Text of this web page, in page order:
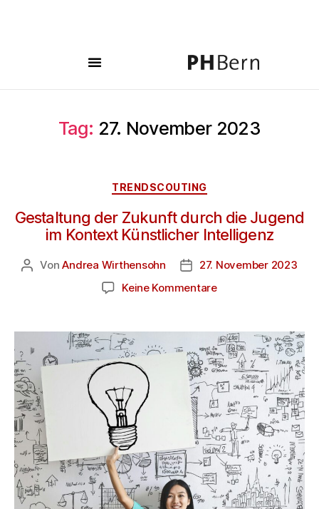
Tag: 27. November 2023
TRENDSCOUTING
Gestaltung der Zukunft durch die Jugend
im Kontext Künstlicher Intelligenz
VonAndrea Wirthensohn
27. November 2023
Keine Kommentare